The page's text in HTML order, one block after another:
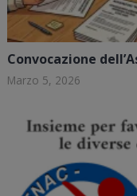
Convocazione
Marzo 5, 2026